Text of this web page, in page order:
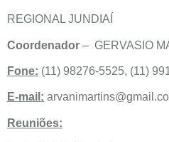
REGIONAL JUNDIAÍ
Coordenador – GERVASIO
Fone: (11) 98276-5525, (11)
E-mail:
Reuniões: